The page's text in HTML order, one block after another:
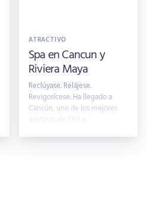
ATRACTIVO
Spa en Cancun y
Riviera Maya
Reclúyase. Relájese.
Revigorícese. Ha llegado a
Cancún, uno de los mejores
destinos de SPA e